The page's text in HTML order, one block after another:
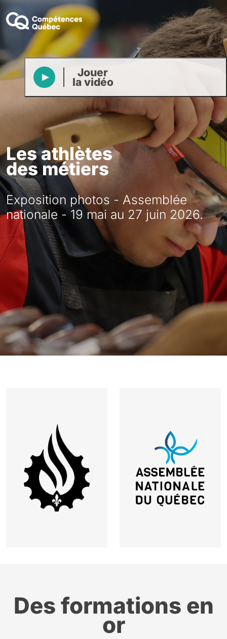
Jouer
la vidéo
Les athlètes
des métiers
Exposition photos - Assemblée
nationale - 19 mai au 27 juin 2026.
Des formations en
or